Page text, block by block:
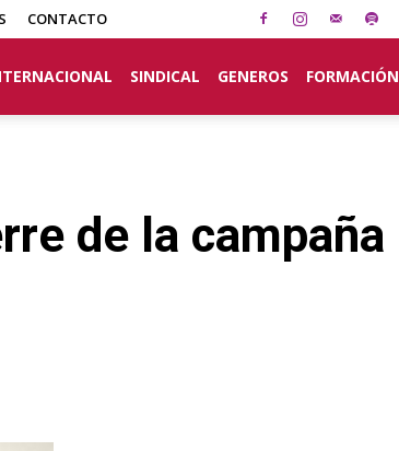
CONTACTO
SINDICAL GENEROS FORMACIÓN
de la campaña